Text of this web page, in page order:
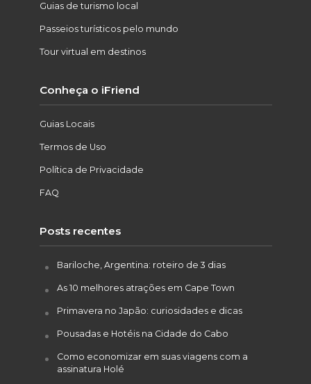
Guias de turismo local
Passeios turísticos pelo mundo
Tour virtual em destinos
Conheça o iFriend
Guias Locais
Termos de Uso
Política de Privacidade
FAQ
Posts recentes
Bariloche, Argentina: roteiro de 3 dias
As 10 melhores atrações em Cape Town
Primavera no Japão: curiosidades e dicas
Pousadas e Hotéis na Cidade do Cabo
Como economizar em suas viagens com a
assinatura Holé